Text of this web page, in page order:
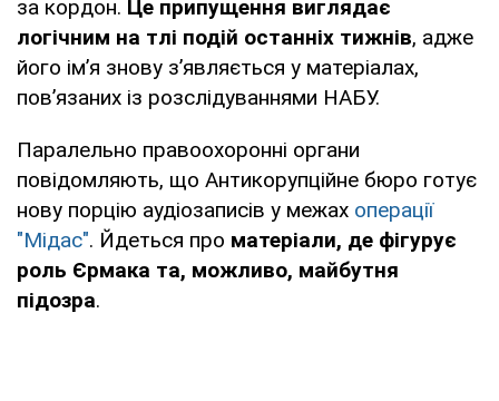
за кордон. Це припущення виглядає
логічним на тлі подій останніх тижнів, адже
його ім’я знову з’являється у матеріалах,
пов’язаних із розслідуваннями НАБУ.
Паралельно правоохоронні органи
повідомляють, що Антикорупційне бюро готує
нову порцію аудіозаписів у межах операції
"Мідас". Йдеться про матеріали, де фігурує
роль Єрмака та, можливо, майбутня
підозра.